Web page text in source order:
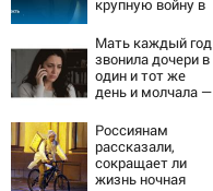
крупную войну в
неизбежной
Мать каждый год
звонила дочери в
один и тот же
день и молчала —
раскрылась
слишком поздно:
история одной
семьи
Россиянам
рассказали,
сокращает ли
жизнь ночная